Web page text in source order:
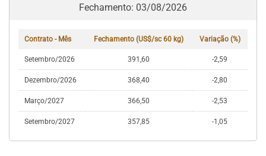
Fechamento: 03/08/2026
Contrato - Mês Fechamento (US$/sc 60 kg) Variação (%)
Setembro/2026 391,60 -2,59
Dezembro/2026 368,40 -2,80
Março/2027 366,50 -2,53
Setembro/2027 357,85 -1,05